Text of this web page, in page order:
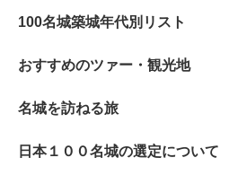
100名城築城年代別リスト
おすすめのツァー・観光地
名城を訪ねる旅
日本１００名城の選定について